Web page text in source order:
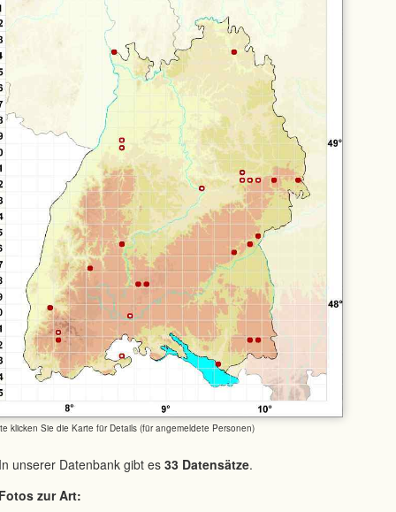
klicken Sie die Karte für Details (für angemeldete Personen)
unserer Datenbank gibt es 33 Datensätze.
zur Art: